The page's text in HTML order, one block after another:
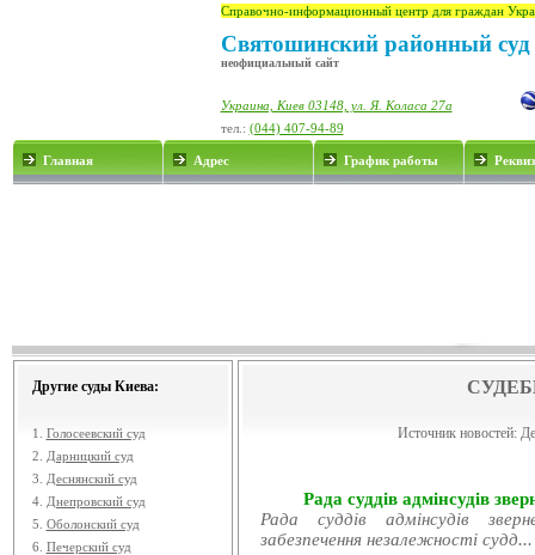
Справочно-информационный центр для граждан
Святошинский районный суд
неофициальный сайт
Украина, Киев 03148, ул. Я. Коласа 27а
тел.: (044) 407-94-89
Главная Адрес График работы
Другие суды Киева:
1. Голосеевский суд
2.
Дарницкий суд
3.
Деснянский суд
4. Днепровский суд
5. Оболонский суд
6. Печерский суд
Источник новостей:
Рада суддів адмінсудів
Рада суддів адмінсудів
забезпечення незалежності судд...